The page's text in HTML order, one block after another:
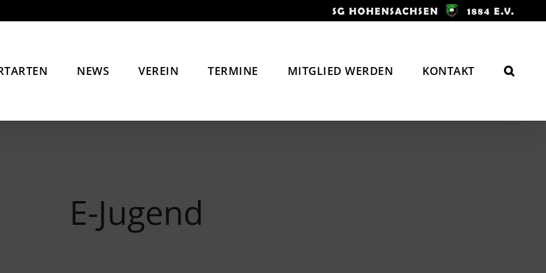
NEWS VEREIN TERMINE MITGLIED WERDEN KONTAKT
E-Jugend